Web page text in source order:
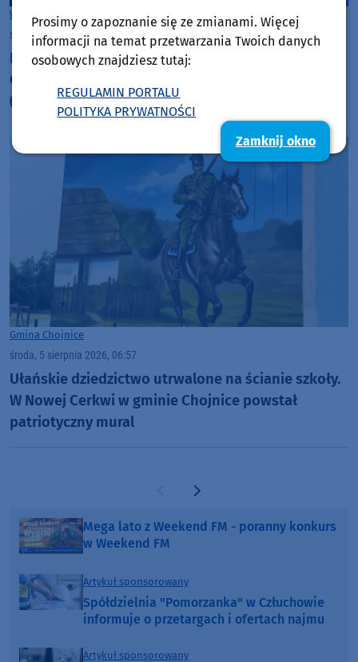
Woj. Kujawsko-pomorskie Woj. Pomorskie
środa, 5 sierpnia 2026, 07:16
IMGW podnosi alert burzowy do drugiego stopnia.
Ostrzega przed silnym deszczem, wiatrem i gradem
(AKTUALIZACJA)
Gmina Chojnice
środa, 5 sierpnia 2026, 06:57
Ułańskie dziedzictwo utrwalone na ścianie szkoły.
W Nowej Cerkwi w gminie Chojnice powstał
patriotyczny mural
Poprzednia strona
Następna strona
Mega lato z Weekend FM - poranny konkurs
w Weekend FM
Artykuł sponsorowany
Spółdzielnia "Pomorzanka" w Człuchowie
informuje o przetargach i ofertach najmu
Artykuł sponsorowany
Prosimy o zapoznanie się ze zmianami. Więcej
informacji na temat przetwarzania Twoich danych
osobowych znajdziesz tutaj:
REGULAMIN PORTALU
POLITYKA PRYWATNOŚCI
Zamknij okno